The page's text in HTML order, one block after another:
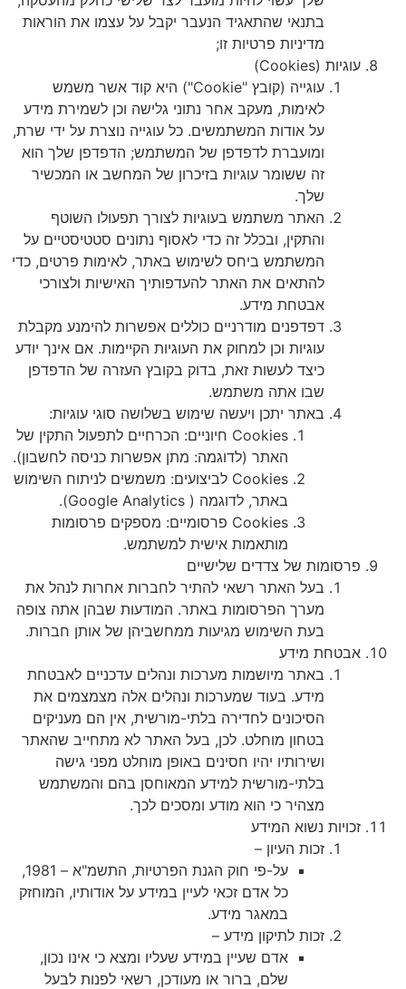
בתנאי שהתאגיד הנעבר יקבל על עצמו את הוראות
מדיניות פרטיות זו;
עוגיות (Cookies)
עוגייה (קובץ "Cookie") היא קוד אשר משמש
לאימות, מעקב אחר נתוני גלישה וכן לשמירת מידע
על אודות המשתמשים. כל עוגייה נוצרת על ידי שרת,
ומועברת לדפדפן של המשתמש; הדפדפן שלך הוא
זה ששומר עוגיות בזיכרון של המחשב או המכשיר
שלך.
האתר משתמש בעוגיות לצורך תפעולו השוטף
והתקין, ובכלל זה כדי לאסוף נתונים סטטיסטיים על
המשתמש ביחס לשימוש באתר, לאימות פרטים, כדי
להתאים את האתר להעדפותיך האישיות ולצורכי
אבטחת מידע.
דפדפנים מודרניים כוללים אפשרות להימנע מקבלת
עוגיות וכן למחוק את העוגיות הקיימות. אם אינך יודע
כיצד לעשות זאת, בדוק בקובץ העזרה של הדפדפן
שבו אתה משתמש.
באתר יתכן ויעשה שימוש בשלושה סוגי עוגיות:
Cookies חיוניים: הכרחיים לתפעול התקין של
האתר (לדוגמה: מתן אפשרות כניסה לחשבון).
Cookies לביצועים: משמשים לניתוח השימוש
באתר, לדוגמה ( Google Analytics).
Cookies פרסומיים: מספקים פרסומות
מותאמות אישית למשתמש.
פרסומות של צדדים שלישיים
בעל האתר רשאי להתיר לחברות אחרות לנהל את
מערך הפרסומות באתר. המודעות שבהן אתה צופה
בעת השימוש מגיעות ממחשביהן של אותן חברות.
אבטחת מידע
באתר מיושמות מערכות ונהלים עדכניים לאבטחת
מידע. בעוד שמערכות ונהלים אלה מצמצמים את
הסיכונים לחדירה בלתי-מורשית, אין הם מעניקים
בטחון מוחלט. לכן, בעל האתר לא מתחייב שהאתר
ושירותיו יהיו חסינים באופן מוחלט מפני גישה
בלתי-מורשית למידע המאוחסן בהם והמשתמש
מצהיר כי הוא מודע ומסכים לכך.
זכויות נשוא המידע
זכות העיון –
על-פי חוק הגנת הפרטיות, התשמ"א – 1981,
כל אדם זכאי לעיין במידע על אודותיו, המוחזק
במאגר מידע.
זכות לתיקון מידע –
אדם שעיין במידע שעליו ומצא כי אינו נכון,
שלם, ברור או מעודכן, רשאי לפנות לבעל